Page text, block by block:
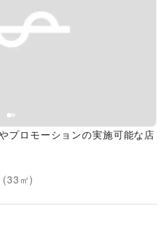
プロモーションの実施可能な店
33 ㎡)